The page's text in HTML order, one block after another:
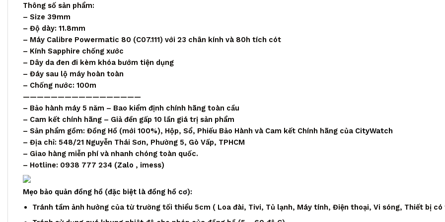
Thông số sản phẩm:
– Size 39mm
– Độ dày: 11.8mm
– Máy Calibre Powermatic 80 (C07.111) với 23 chân kính và 80h tích cót
– Kính Sapphire chống xước
– Dây da đen đi kèm khóa bướm tiện dụng
– Đáy sau lộ máy hoàn toàn
– Chống nước: 100m
—————————————————
– Bảo hành máy 5 năm – Bao kiểm định chính hãng toàn cầu
– Cam kết chính hãng – Giả đền gấp 10 lần giá trị sản phẩm
– Sản phẩm gồm: Đồng Hồ (mới 100%), Hộp, Sổ, Phiếu Bảo Hành và Cam kết Chính hãng của CityWatch
– Địa chỉ: 548/21 Nguyễn Thái Sơn, Phường 5, Gò Vấp, TPHCM
– Giao hàng miễn phí và nhanh chóng toàn quốc.
– Hotline: 0938 777 234 (Zalo , imess)
Mẹo bảo quản đồng hồ (đặc biệt là đồng hồ cơ):
Tránh tầm ảnh hưởng của từ trường tối thiểu 5cm ( Loa đài, Tivi, Tủ lạnh, Máy tính, Điện thoại, Vi sóng, Thiết bị